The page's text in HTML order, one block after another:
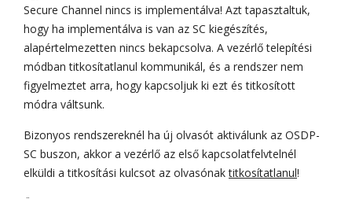
Secure Channel nincs is implementálva! Azt tapasztaltuk,
hogy ha implementálva is van az SC kiegészítés,
alapértelmezetten nincs bekapcsolva. A vezérlő telepítési
módban titkosítatlanul kommunikál, és a rendszer nem
figyelmeztet arra, hogy kapcsoljuk ki ezt és titkosított
módra váltsunk.
Bizonyos rendszereknél ha új olvasót aktiválunk az OSDP-
SC buszon, akkor a vezérlő az első kapcsolatfelvtelnél
elküldi a titkosítási kulcsot az olvasónaktitkosítatlanul!